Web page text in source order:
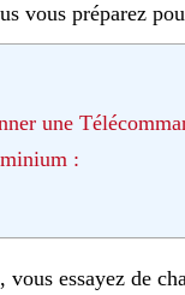
vous préparez
une
:
essayez de